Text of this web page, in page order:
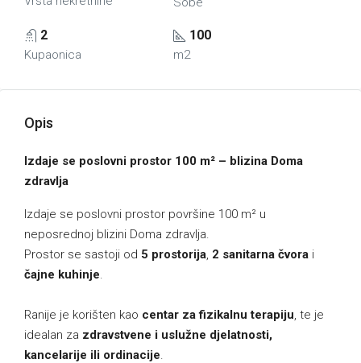
2
Kupaonica
100
m2
Opis
Izdaje se poslovni prostor 100 m² – blizina Doma
zdravlja
Izdaje se poslovni prostor površine 100 m² u
neposrednoj blizini Doma zdravlja.
Prostor se sastoji od 5 prostorija, 2 sanitarna čvora i
čajne kuhinje.
Ranije je korišten kao centar za fizikalnu terapiju, te je
idealan za zdravstvene i uslužne djelatnosti,
kancelarije ili ordinacije.